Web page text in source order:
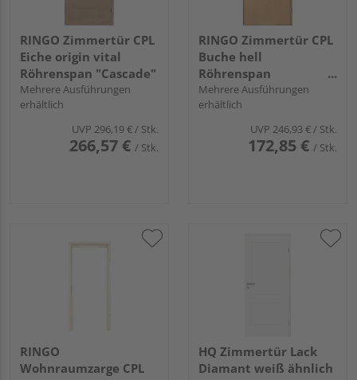
RINGO Zimmertür CPL
Eiche origin vital
Röhrenspan "Cascade"
Mehrere Ausführungen
erhältlich
UVP 296,19 €/ Stk.
266,57 € / Stk.
RINGO Zimmertür CPL
Buche hell
Röhrenspan
"Standard"
Mehrere Ausführungen
erhältlich
UVP 246,93 €/ Stk.
172,85 € / Stk.
RINGO
Wohnraumzarge CPL
HQ Zimmertür Lack
Diamant weiß ähnlich